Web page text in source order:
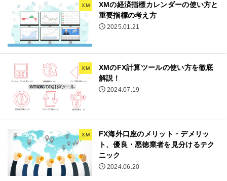
XM
XMの経済指標カレンダーの使い方と
重要指標の考え方
2025.01.21
XM
XMのFX計算ツールの使い方を徹底
解説！
2024.07.19
XM
FX海外口座のメリット・デメリッ
ト、優良・悪徳業者を見分けるテク
ニック
2024.06.20